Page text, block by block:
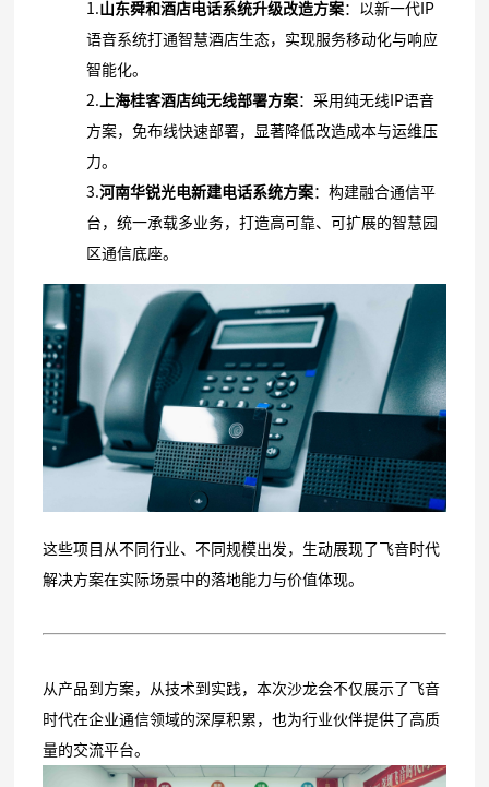
1.山东舜和酒店电话系统升级改造方案：以新一代IP
语音系统打通智慧酒店生态，实现服务移动化与响应
智能化。
2. 上海桂客酒店纯无线部署方案：采用纯无线IP语音
方案，免布线快速部署，显著降低改造成本与运维压
力。
3.河南华锐光电新建电话系统方案：构建融合通信平
台，统一承载多业务，打造高可靠、可扩展的智慧园
区通信底座。
这些项目从不同行业、不同规模出发，生动展现了飞音时代
解决方案在实际场景中的落地能力与价值体现。
从产品到方案，从技术到实践，本次沙龙会不仅展示了飞音
时代在企业通信领域的深厚积累，也为行业伙伴提供了高质
量的交流平台。